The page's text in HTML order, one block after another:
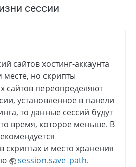
сессии
сайтов хостинг-аккаунта
месте, но скрипты
сайтов переопределяют
установленное в панели
то данные сессий будут
время, которое меньше. В
скриптах и место хранения
session.save_path.